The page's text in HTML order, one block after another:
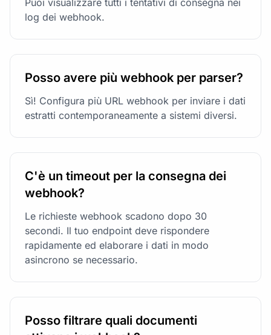
log dei webhook.
Posso avere più webhook per parser?
Sì! Configura più URL webhook per inviare i dati
estratti contemporaneamente a sistemi diversi.
C'è un timeout per la consegna dei
webhook?
Le richieste webhook scadono dopo 30
secondi. Il tuo endpoint deve rispondere
rapidamente ed elaborare i dati in modo
asincrono se necessario.
Posso filtrare quali documenti